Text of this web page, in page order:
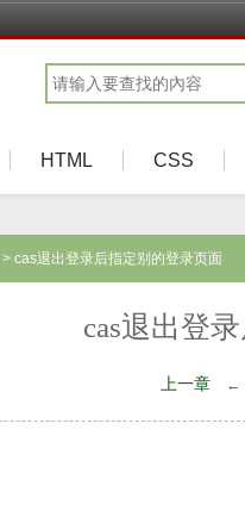
HTML CSS
> cas退出登录后指定别的登录页面
cas退出登
上一章 ←